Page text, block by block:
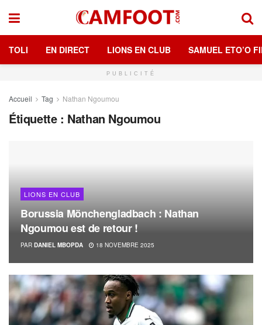
TOLI EN DIRECT LIONS EN CLUB SAMUEL ETO’O
PUBLICITÉ
Accueil Tag Nathan Ngoumou
Étiquette : Nathan Ngoumou
LIONS EN CLUB
Borussia Mönchengladbach : Nathan
Ngoumou est de retour !
PAR DANIEL MBOPDA 18 NOVEMBRE 2025